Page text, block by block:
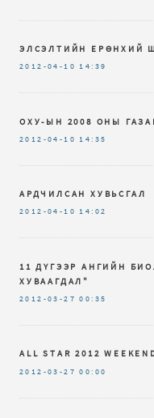
ЭЛСЭЛТИЙН ЕРӨНХИЙ
2012-04-10 14:39
ОХУ-ЫН 2008 ОНЫ
2012-04-10 14:35
АРДЧИЛСАН ХУВЬСГАЛ
2012-04-10 14:02
11 ДҮГЭЭР АНГИЙН
ХУВААГДАЛ"
2012-03-27 00:35
ALL STAR 2012
2012-03-27 00:00